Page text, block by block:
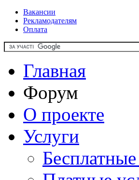
Вакансии
Рекламодателям
Оплата
Главная
Форум
О проекте
Услуги